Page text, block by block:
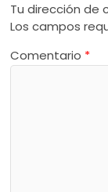
Tu dirección de
Los campos
Comentario *